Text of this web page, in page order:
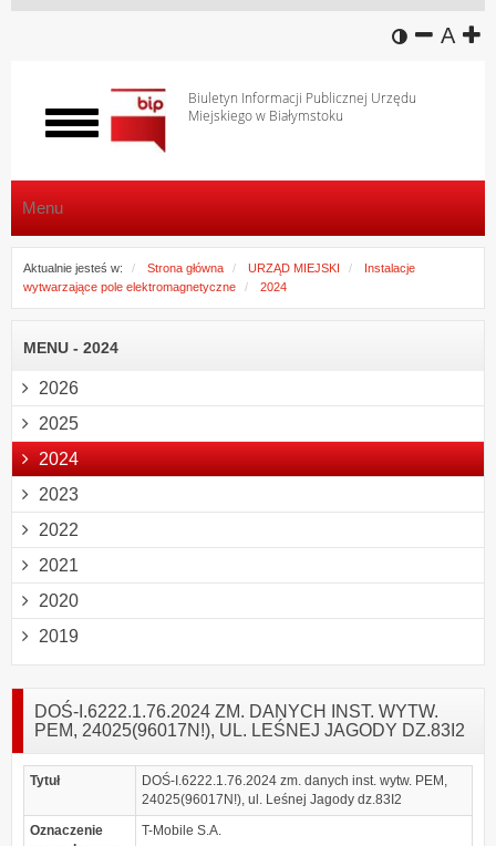
wersja
A
Biuletyn Informacji Publicznej Urzędu
Miejskiego w Białymstoku
Włącz
menu
Menu
Aktualnie jesteś w: Strona główna URZĄD MIEJSKI
Instalacje
wytwarzające pole elektromagnetyczne
2024
MENU - 2024
2026
2025
2024
2023
2022
2021
2020
2019
DOŚ-I.6222.1.76.2024 ZM. DANYCH INST. WYTW.
PEM, 24025(96017N!), UL. LEŚNEJ JAGODY DZ.83I2
Tytuł
DOŚ-I.6222.1.76.2024 zm. danych inst. wytw. PEM,
24025(96017N!), ul. Leśnej Jagody dz.83I2
Oznaczenie
T-Mobile S.A.